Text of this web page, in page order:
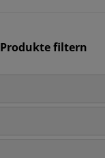
Produkte filtern